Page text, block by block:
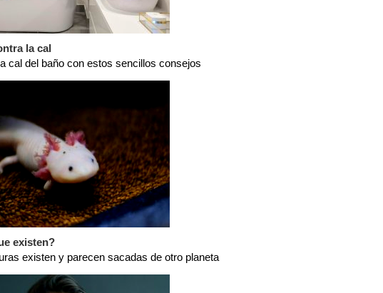
la cal
cal del baño con estos sencillos consejos
existen?
existen y parecen sacadas de otro planeta